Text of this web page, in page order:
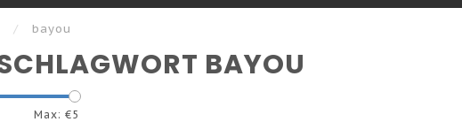
/ bayou
BAYOU
Max: €5